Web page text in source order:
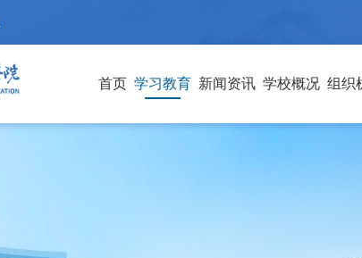
首页 学习教育 新闻资讯 学校概况 组织